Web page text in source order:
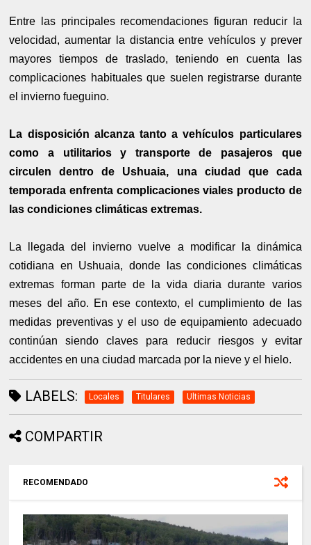
Entre las principales recomendaciones figuran reducir la
velocidad, aumentar la distancia entre vehículos y prever
mayores tiempos de traslado, teniendo en cuenta las
complicaciones habituales que suelen registrarse durante
el invierno fueguino.
La disposición alcanza tanto a vehículos particulares
como a utilitarios y transporte de pasajeros que
circulen dentro de Ushuaia, una ciudad que cada
temporada enfrenta complicaciones viales producto de
las condiciones climáticas extremas.
La llegada del invierno vuelve a modificar la dinámica
cotidiana en Ushuaia, donde las condiciones climáticas
extremas forman parte de la vida diaria durante varios
meses del año. En ese contexto, el cumplimiento de las
medidas preventivas y el uso de equipamiento adecuado
continúan siendo claves para reducir riesgos y evitar
accidentes en una ciudad marcada por la nieve y el hielo.
LABELS: Locales Titulares Ultimas Noticias
COMPARTIR
RECOMENDADO